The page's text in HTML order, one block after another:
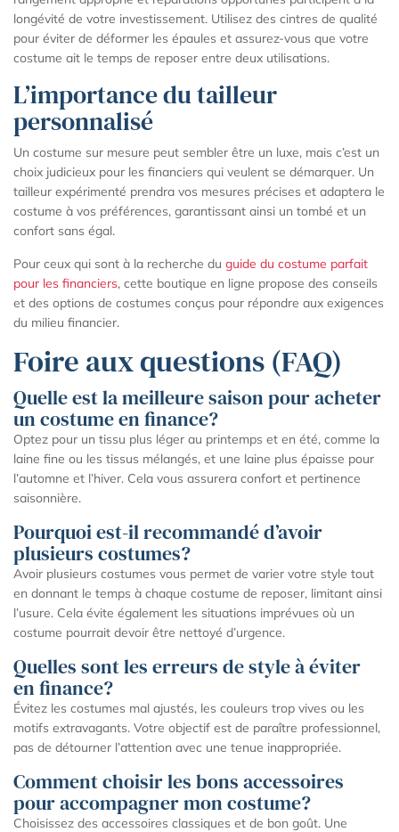
longévité de votre investissement. Utilisez des cintres de qualité
pour éviter de déformer les épaules et assurez-vous que votre
costume ait le temps de reposer entre deux utilisations.
L’importance du tailleur
personnalisé
Un costume sur mesure peut sembler être un luxe, mais c’est un
choix judicieux pour les financiers qui veulent se démarquer. Un
tailleur expérimenté prendra vos mesures précises et adaptera le
costume à vos préférences, garantissant ainsi un tombé et un
confort sans égal.
Pour ceux qui sont à la recherche du guide du costume parfait
pour les financiers, cette boutique en ligne propose des conseils
et des options de costumes conçus pour répondre aux exigences
du milieu financier.
Foire aux questions (FAQ)
Quelle est la meilleure saison pour acheter
un costume en finance?
Optez pour un tissu plus léger au printemps et en été, comme la
laine fine ou les tissus mélangés, et une laine plus épaisse pour
l’automne et l’hiver. Cela vous assurera confort et pertinence
saisonnière.
Pourquoi est-il recommandé d’avoir
plusieurs costumes?
Avoir plusieurs costumes vous permet de varier votre style tout
en donnant le temps à chaque costume de reposer, limitant ainsi
l’usure. Cela évite également les situations imprévues où un
costume pourrait devoir être nettoyé d’urgence.
Quelles sont les erreurs de style à éviter
en finance?
Évitez les costumes mal ajustés, les couleurs trop vives ou les
motifs extravagants. Votre objectif est de paraître professionnel,
pas de détourner l’attention avec une tenue inappropriée.
Comment choisir les bons accessoires
pour accompagner mon costume?
Choisissez des accessoires classiques et de bon goût. Une